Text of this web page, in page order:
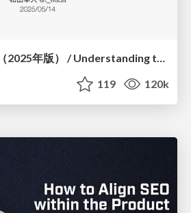
119 120k